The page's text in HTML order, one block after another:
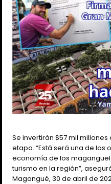
Se invertirán $57 mil
etapa. “Está será una de
economía de los
turismo en la región”,
Magangué, 30 de abril de